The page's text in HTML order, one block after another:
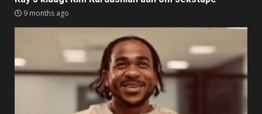
9 months ago